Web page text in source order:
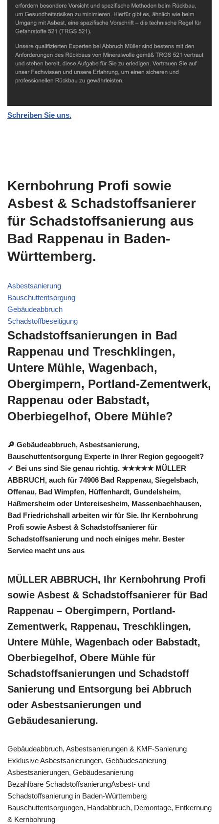
Schreiben Sie uns.
Kernbohrung Profi sowie
Asbest & Schadstoffsanierer
für Schadstoffsanierung aus
Bad Rappenau in Baden-
Württemberg.
Asbestsanierung
Bauschuttentsorgung
Gebäudeabbruch
Schadstoffbeseitigung
Schadstoffsanierungen in Bad
Rappenau und Treschklingen,
Untere Mühle, Wagenbach,
Obergimpern, Portland-Zementwerk,
Rappenau oder Babstadt,
Oberbiegelhof, Obere Mühle?
🔎 Gebäudeabbruch, Asbestsanierung,
Bauschuttentsorgung Experte in Ihrer Region gegoogelt?
✓ Bei uns sind Sie genau richtig. ★★★★★ MÜLLER
ABBRUCH, auch für 74906 Bad Rappenau, Siegelsbach,
Offenau, Bad Wimpfen, Hüffenhardt, Gundelsheim,
Haßmersheim oder Untereisesheim, Massenbachhausen,
Bad Friedrichshall arbeiten wir für Sie. Ihr Kernbohrung
Profi sowie Asbest & Schadstoffsanierer für
Schadstoffsanierung und noch einiges mehr. Bester
Service macht uns aus
MÜLLER ABBRUCH, Ihr Kernbohrung Profi
sowie Asbest & Schadstoffsanierer für Bad
Rappenau – Obergimpern, Portland-
Zementwerk, Rappenau, Treschklingen,
Untere Mühle, Wagenbach oder Babstadt,
Oberbiegelhof, Obere Mühle für
Schadstoffsanierungen und Schadstoff
Sanierung und Entsorgung bei Abbruch
oder Asbestsanierungen und
Gebäudesanierung.
Gebäudeabbruch, Asbestsanierungen & KMF-Sanierung
Exklusive Asbestsanierungen, Gebäudesanierung
Asbestsanierungen, Gebäudesanierung
Bezahlbare SchadstoffsanierungAsbest- und
Schadstoffsanierung in Baden-Württemberg
Bauschuttentsorgungen, Handabbruch, Demontage, Entkernung
& Kernbohrung